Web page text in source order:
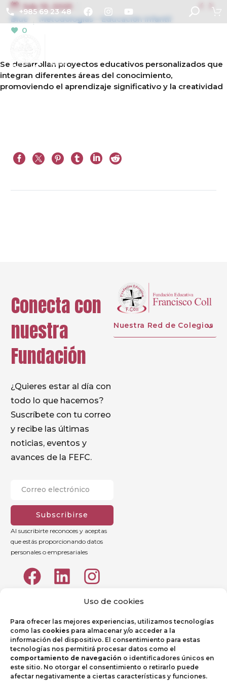
Uso de cookies
Para ofrecer las mejores experiencias, utilizamos tecnologías
como las cookies para almacenar y/o acceder a la
información del dispositivo. El consentimiento para estas
tecnologías nos permitirá procesar datos como el
comportamiento de navegación o identificadores únicos en
este sitio. No otorgar el consentimiento o retirarlo puede
afectar negativamente a ciertas características y funciones.
+985 69 23 48  
July 10, 2025
Blue
Metodologías – Educación Infantil
0
Se desarrollan proyectos educativos personalizados que
integran diferentes áreas del conocimiento,
promoviendo el aprendizaje significativo y la creatividad
Conecta con
nuestra
Fundación
¿Quieres estar al día con
todo lo que hacemos?
Suscríbete con tu correo
y recibe las últimas
noticias, eventos y
avances de la FEFC.
Subscribirse
Al suscribirte reconoces y aceptas
que estás proporcionando datos
personales o empresariales
Nuestra Red de Colegios